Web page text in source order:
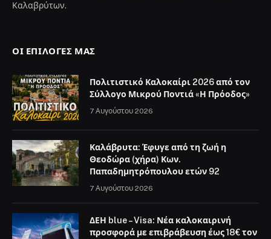
Καλαβρύτων.
ΟΙ ΕΠΙΛΟΓΈΣ ΜΑΣ
Πολιτιστικό Καλοκαίρι 2026 από τον
Σύλλογο Μικρού Ποντιά «Η Πρόοδος»
7 Αυγούστου 2026
Καλάβρυτα: Έφυγε από τη ζωή η
Θεοδώρα (χήρα) Κων.
Παπαδημητρόπουλου ετών 92
7 Αυγούστου 2026
ΔΕΗ blue – Visa: Νέα καλοκαιρινή
προσφορά με επιβράβευση έως 18€ τον